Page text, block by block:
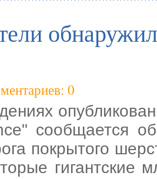
0
сообщается
покрытого
гигантские